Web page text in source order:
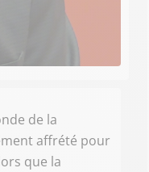
de la
affrété pour
que la